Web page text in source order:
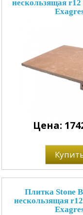
нескользящая
Цена:
Плитка Stone
нескользящая